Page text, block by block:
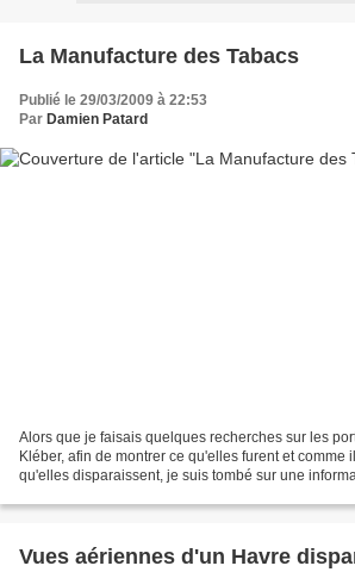
La Manufacture des Tabacs
Publié le 29/03/2009 à 22:53
Par Damien Patard
Alors que je faisais quelques recherches sur les
Kléber, afin de montrer ce qu'elles furent et comme
qu'elles disparaissent, je suis tombé sur une
Vues aériennes d'un Havre